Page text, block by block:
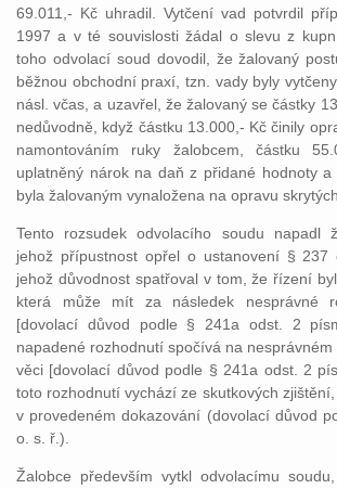
69.011,- Kč uhradil. Vytčení vad potvrdil
1997 a v té souvislosti žádal o slevu z
toho odvolací soud dovodil, že žalovaný
běžnou obchodní praxí, tzn. vady byly
násl. včas, a uzavřel, že žalovaný se částky
nedůvodně, když částku 13.000,- Kč činily
namontováním ruky žalobcem, částku
uplatněný nárok na daň z přidané hodnoty
byla žalovaným vynaložena na opravu
Tento rozsudek odvolacího soudu napadl
jehož přípustnost opřel o ustanovení §
jehož důvodnost spatřoval v tom, že řízení
která může mít za následek nesprávné
[dovolací důvod podle § 241a odst. 2
napadené rozhodnutí spočívá na
věci [dovolací důvod podle § 241a odst. 2
toto rozhodnutí vychází ze skutkových
v provedeném dokazování (dovolací důvod
o. s. ř.).
Žalobce především vytkl odvolacímu